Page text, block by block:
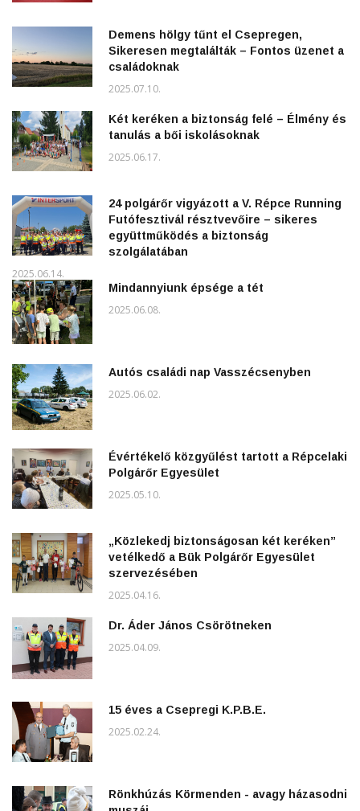
Demens hölgy tűnt el Csepregen,
Sikeresen megtalálták – Fontos üzenet a
családoknak
2025.07.10.
Két keréken a biztonság felé – Élmény és
tanulás a bői iskolásoknak
2025.06.17.
24 polgárőr vigyázott a V. Répce Running
Futófesztivál résztvevőire – sikeres
együttműködés a biztonság
szolgálatában
2025.06.14.
Mindannyiunk épsége a tét
2025.06.08.
Autós családi nap Vasszécsenyben
2025.06.02.
Évértékelő közgyűlést tartott a Répcelaki
Polgárőr Egyesület
2025.05.10.
„Közlekedj biztonságosan két keréken”
vetélkedő a Bük Polgárőr Egyesület
szervezésében
2025.04.16.
Dr. Áder János Csörötneken
2025.04.09.
15 éves a Csepregi K.P.B.E.
2025.02.24.
Rönkhúzás Körmenden - avagy házasodni